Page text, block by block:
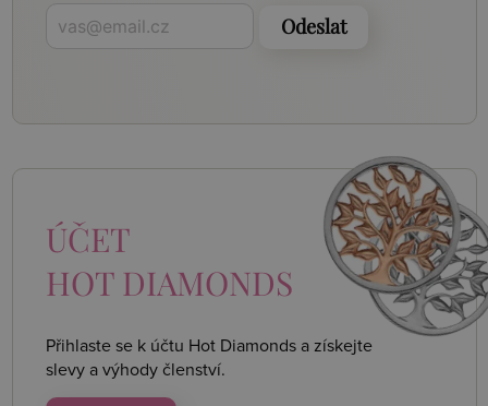
Odeslat
ÚČET
HOT DIAMONDS
Přihlaste se k účtu Hot Diamonds a získejte
slevy a výhody členství.